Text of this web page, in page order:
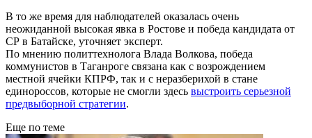
В то же время для наблюдателей оказалась очень
неожиданной высокая явка в Ростове и победа кандидата от
СР в Батайске, уточняет эксперт.
По мнению политтехнолога Влада Волкова, победа
коммунистов в Таганроге связана как с возрождением
местной ячейки КПРФ, так и с неразберихой в стане
единороссов, которые не смогли здесь выстроить серьезной
предвыборной стратегии.
Еще по теме